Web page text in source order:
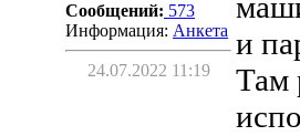
Сообщений: 573
Информация: Aнкета
24.07.2022 11:19
и
Там